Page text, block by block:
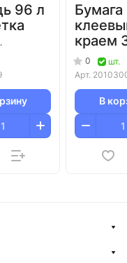
96 л
30
Бумага
краем
мм
желтая
0
шт.
Арт.
В